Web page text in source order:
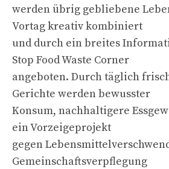
werden übrig gebliebene
Vortag kreativ kombiniert
und durch ein breites
Stop Food Waste Corner
angeboten. Durch täglich
Gerichte werden bewusster
Konsum, nachhaltigere
ein Vorzeigeprojekt
gegen
Gemeinschaftsverpflegung